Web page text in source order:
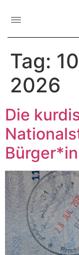
Tag:
2026
Die